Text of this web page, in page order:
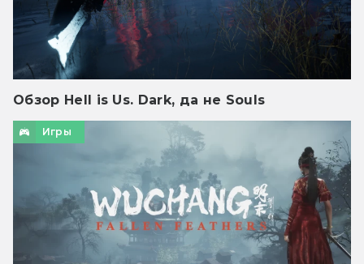
Обзор Hell is Us. Dark, да не Souls
Игры